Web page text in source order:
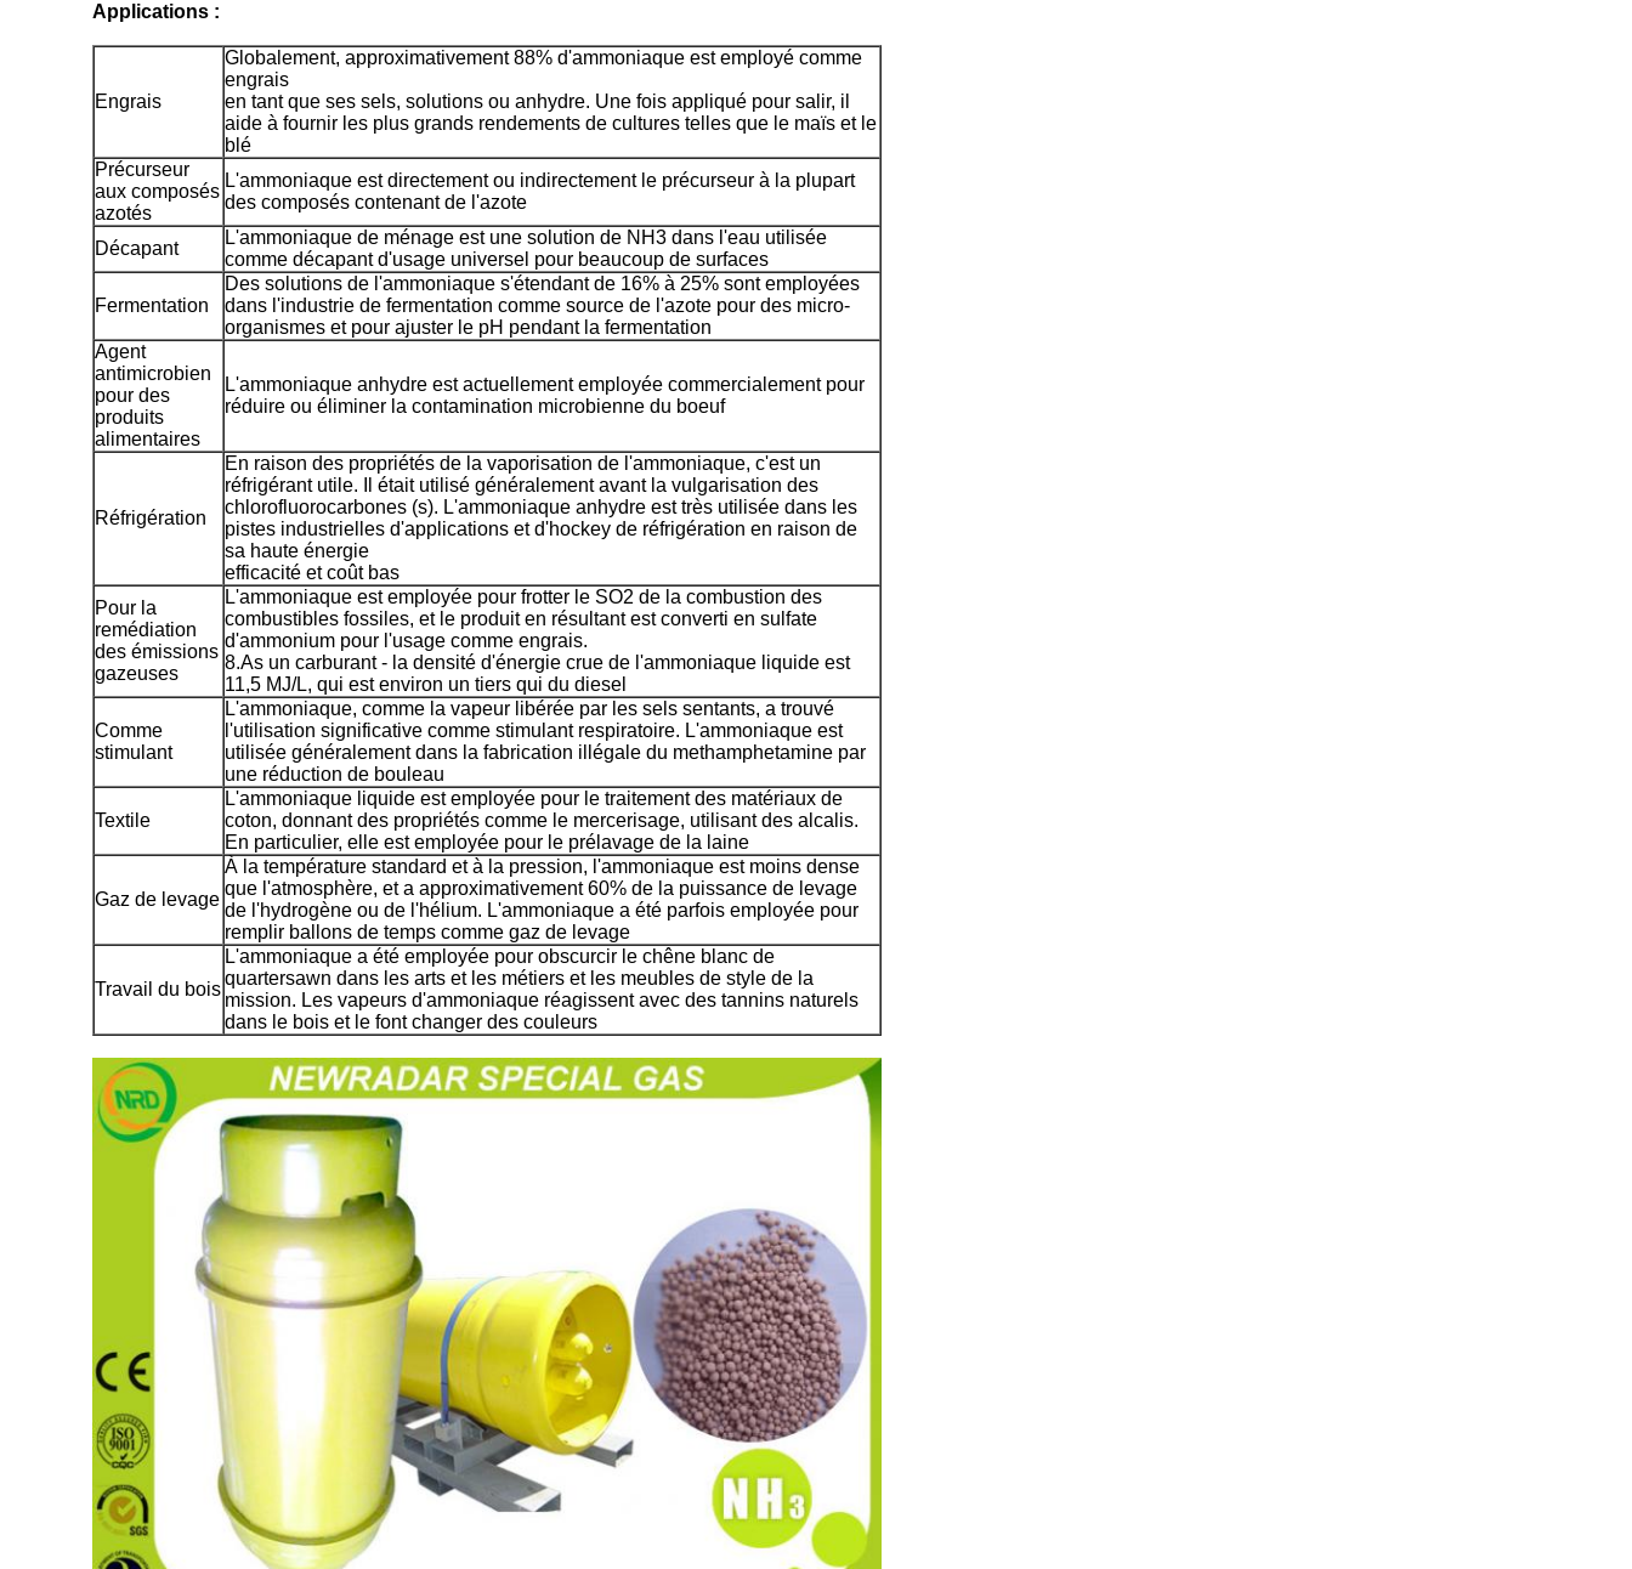
Applications :
Engrais
Globalement, approximativement 88% d'ammoniaque est employé comme
engrais
en tant que ses sels, solutions ou anhydre. Une fois appliqué pour salir, il
aide à fournir les plus grands rendements de cultures telles que le maïs et le
blé
Précurseur
aux composés
azotés
L'ammoniaque est directement ou indirectement le précurseur à la plupart
des composés contenant de l'azote
Décapant
L'ammoniaque de ménage est une solution de NH3 dans l'eau utilisée
comme décapant d'usage universel pour beaucoup de surfaces
Fermentation
Des solutions de l'ammoniaque s'étendant de 16% à 25% sont employées
dans l'industrie de fermentation comme source de l'azote pour des micro-
organismes et pour ajuster le pH pendant la fermentation
Agent
antimicrobien
pour des
produits
alimentaires
L'ammoniaque anhydre est actuellement employée commercialement pour
réduire ou éliminer la contamination microbienne du boeuf
Réfrigération
En raison des propriétés de la vaporisation de l'ammoniaque, c'est un
réfrigérant utile. Il était utilisé généralement avant la vulgarisation des
chlorofluorocarbones (s). L'ammoniaque anhydre est très utilisée dans les
pistes industrielles d'applications et d'hockey de réfrigération en raison de
sa haute énergie
efficacité et coût bas
Pour la
remédiation
des émissions
gazeuses
L'ammoniaque est employée pour frotter le SO2 de la combustion des
combustibles fossiles, et le produit en résultant est converti en sulfate
d'ammonium pour l'usage comme engrais.
8.As un carburant - la densité d'énergie crue de l'ammoniaque liquide est
11,5 MJ/L, qui est environ un tiers qui du diesel
Comme
stimulant
L'ammoniaque, comme la vapeur libérée par les sels sentants, a trouvé
l'utilisation significative comme stimulant respiratoire. L'ammoniaque est
utilisée généralement dans la fabrication illégale du methamphetamine par
une réduction de bouleau
Textile
L'ammoniaque liquide est employée pour le traitement des matériaux de
coton, donnant des propriétés comme le mercerisage, utilisant des alcalis.
En particulier, elle est employée pour le prélavage de la laine
Gaz de levage
À la température standard et à la pression, l'ammoniaque est moins dense
que l'atmosphère, et a approximativement 60% de la puissance de levage
de l'hydrogène ou de l'hélium. L'ammoniaque a été parfois employée pour
remplir ballons de temps comme gaz de levage
Travail du bois
L'ammoniaque a été employée pour obscurcir le chêne blanc de
quartersawn dans les arts et les métiers et les meubles de style de la
mission. Les vapeurs d'ammoniaque réagissent avec des tannins naturels
dans le bois et le font changer des couleurs